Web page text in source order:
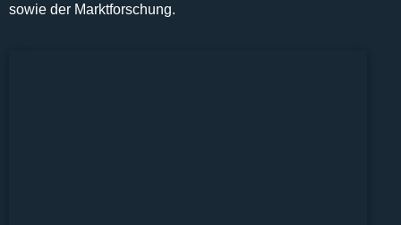
sowie der Marktforschung.